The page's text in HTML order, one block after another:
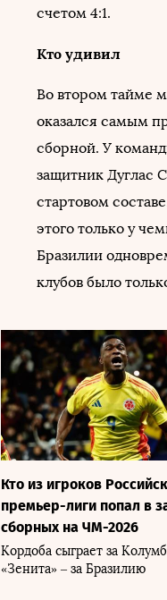
счетом 4:1.
Кто удивил
Во втором тайме
оказался самым
сборной. У
защитник Дуглас
стартовом
этого только у
Бразилии
клубов было
Кто из игроков
премьер-лиги попал в
сборных на ЧМ-2026
Кордоба сыграет за
«Зенита» – за Бразилию